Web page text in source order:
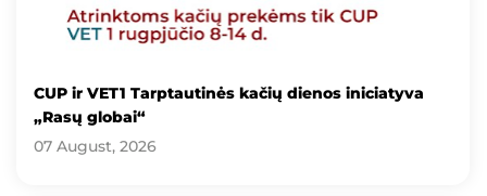
CUP ir VET1 Tarptautinės kačių dienos iniciatyva
„Rasų globai“
07 August, 2026